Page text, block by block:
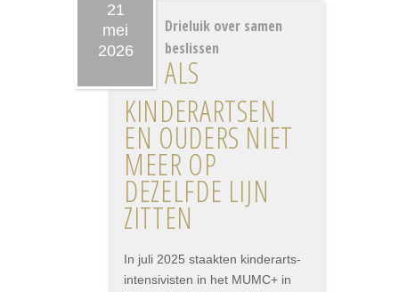
21
mei
2026
Drieluik over samen
beslissen
ALS
KINDERARTSEN
EN OUDERS NIET
MEER OP
DEZELFDE LIJN
ZITTEN
In juli 2025 staakten kinderarts-
intensivisten in het MUMC+ in